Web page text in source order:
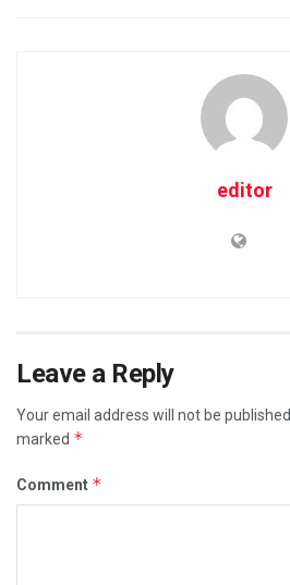
editor
Leave a Reply
Your email address will not be published.
marked *
Comment *